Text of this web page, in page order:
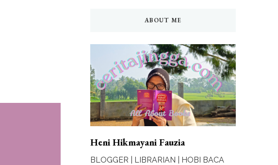
ABOUT ME
Heni Hikmayani Fauzia
BLOGGER | LIBRARIAN | HOBI BACA